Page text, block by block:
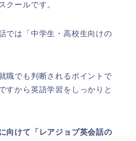
クールです。
では「中学生・高校生向けの
職でも判断されるポイントで
すから英語学習をしっかりと
向けて「レアジョブ英会話の